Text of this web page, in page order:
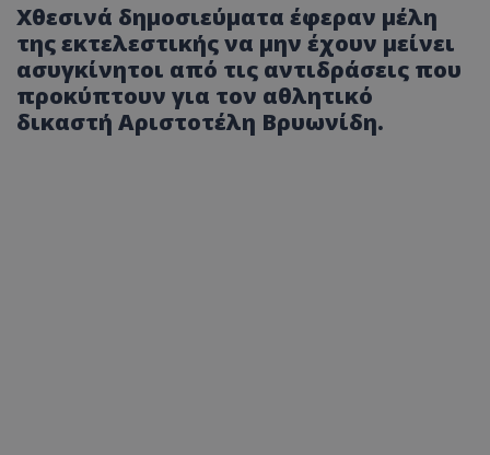
Χθεσινά δημοσιεύματα έφεραν μέλη
της εκτελεστικής να μην έχουν μείνει
ασυγκίνητοι από τις αντιδράσεις που
προκύπτουν για τον αθλητικό
δικαστή Αριστοτέλη Βρυωνίδη.